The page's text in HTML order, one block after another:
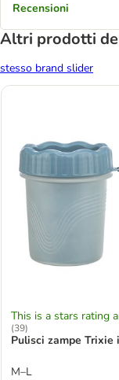
Recensioni
Altri prodotti
stesso brand slider
This is a stars rating
(39)
Pulisci zampe Trixie
M–L